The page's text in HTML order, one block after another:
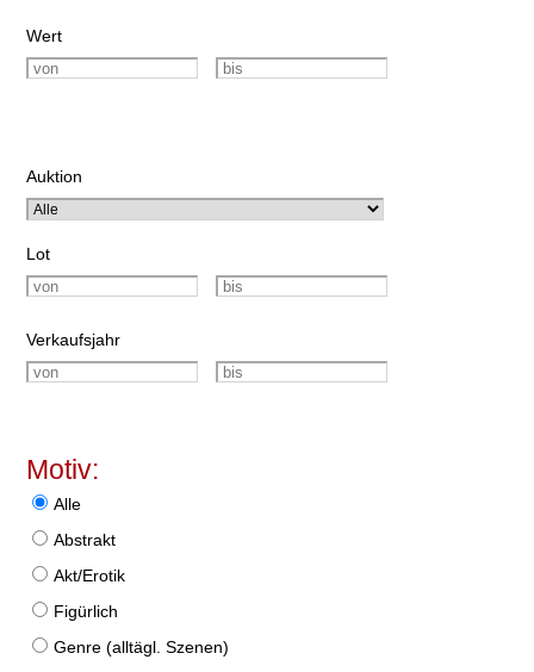
Wert
Auktion
Lot
Verkaufsjahr
Motiv:
Alle
Abstrakt
Akt/Erotik
Figürlich
Genre (alltägl. Szenen)